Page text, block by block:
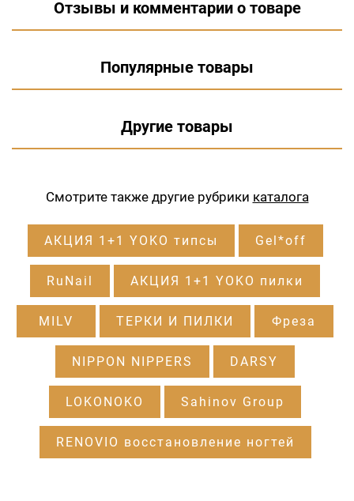
Отзывы и комментарии о товаре
Популярные товары
Другие товары
Смотрите также другие рубрики каталога
АКЦИЯ 1+1 YOKO типсы Gel*off
RuNail АКЦИЯ 1+1 YOKO пилки
MILV ТЕРКИ И ПИЛКИ Фреза
NIPPON NIPPERS DARSY
LOKONOKO Sahinov Group
RENOVIO восстановление ногтей